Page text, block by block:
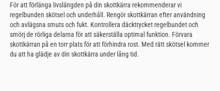
För att förlänga livslängden på din skottkärra rekommenderar vi
regelbunden skötsel och underhåll. Rengör skottkärran efter användning
och avlägsna smuts och fukt. Kontrollera däcktrycket regelbundet och
smörj de rörliga delarna för att säkerställa optimal funktion. Förvara
skottkärran på en torr plats för att förhindra rost. Med rätt skötsel kommer
du att ha glädje av din skottkärra under lång tid.